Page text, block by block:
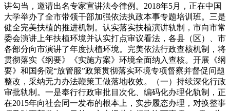
讲勾当，邀请出名专家宣讲法令律例。2018年5月，正在中国
大学举办了全市带领干部加强依法执政本事专题培训班。三是
健全完美扶植的推进机制。认实落实扶植演讲轨制，市向市常
委会演讲上年扶植环境并认实打点审议看法，各县（区）、市
各部分向市演讲了年度扶植环境。完美依法行政查核机制，将
贯彻落实《纲要》《实施方案》环境全面纳入查核。开展《纲
要》和国务院“放管服”政策贯彻落实环境专项督察并督促问题
整改，采纳无力办法鞭策工做落地收效。（一）持续深化行政
审批轨制。一是奉行行政审批目次化、编码化办理化轨制，正
在2015年向社会同一发布的根本上，实步履态办理，对换整事